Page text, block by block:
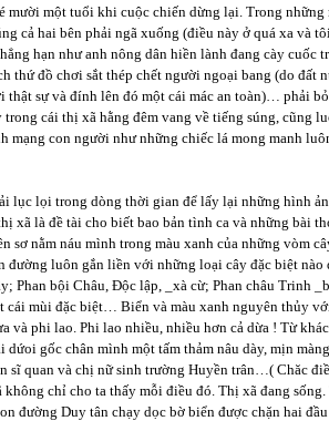
mười một tuổi khi cuộc chiến dừng lại. Trong
cả hai bên phải ngã xuống (điều này ở quá xa và
hạn như anh nông dân hiền lành đang cày cuốc
thứ đồ chơi sắt thép chết người ngoại bang (do đất
thật sự và đính lên đó một cái mác an toàn)… phải
trong cái thị xã hằng đêm vang về tiếng súng, cũng
mạng con người như những chiếc lá mong manh
lục lọi trong dòng thời gian để lấy lại những hình
xã là đề tài cho biết bao bản tình ca và những bài
sơ nằm náu mình trong màu xanh của những vòm
đường luôn gắn liền với những loại cây đặc biệt
Phan bội Châu, Độc lập, _xà cừ; Phan châu Trinh
cái mùi đặc biệt… Biển và màu xanh nguyên thủy
và phi lao. Phi lao nhiều, nhiều hơn cả dừa ! Từ
dứoi gốc chân mình một tấm thảm nâu dày, mịn
sĩ quan và chị nữ sinh trường Huyền trân…( Chăc
chỉ cho ta thấy mỗi điều đó. Thị xã đang
đường Duy tân chạy dọc bờ biển được chặn hai